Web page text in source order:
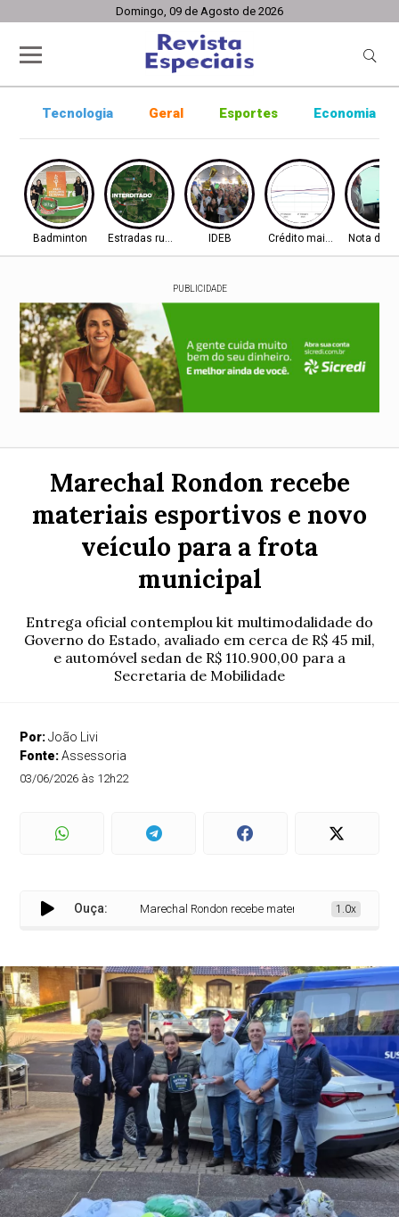
Domingo, 09 de Agosto de 2026
Tecnologia Geral Esportes Economia
Badminton Estradas rurais IDEB Crédito mais difícilNota do
PUBLICIDADE
Marechal Rondon recebe
materiais esportivos e novo
veículo para a frota
municipal
Entrega oficial contemplou kit multimodalidade do
Governo do Estado, avaliado em cerca de R$ 45 mil,
e automóvel sedan de R$ 110.900,00 para a
Secretaria de Mobilidade
Por:João Livi
Fonte:Assessoria
03/06/2026 às 12h22
Ouça: Marechal Rondon recebe materiais esportivos e novo
1.0x